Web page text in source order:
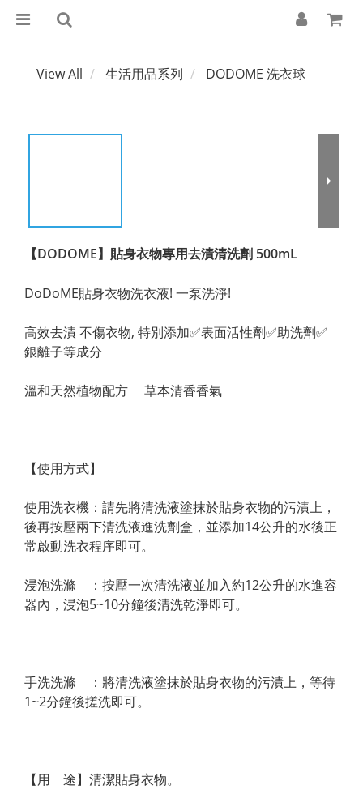
View All 生活用品系列 DODOME 洗衣球
【DODOME】貼身衣物專用去漬清洗劑 500mL
DoDoME貼身衣物洗衣液! 一泵洗淨!
高效去漬 不傷衣物, 特別添加✅表面活性劑✅助洗劑✅
銀離子等成分
溫和天然植物配方     草本清香香氣
【使用方式】
使用洗衣機：請先將清洗液塗抹於貼身衣物的污漬上，
後再按壓兩下清洗液進洗劑盒，並添加14公升的水後正
常啟動洗衣程序即可。
浸泡洗滌　：按壓一次清洗液並加入約12公升的水進容
器內，浸泡5~10分鐘後清洗乾淨即可。
手洗洗滌　：將清洗液塗抹於貼身衣物的污漬上，等待
1~2分鐘後搓洗即可。
【用    途】清潔貼身衣物。